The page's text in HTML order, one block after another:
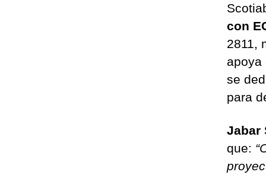
con
2811,
apoya
se
para
Jabar
que: